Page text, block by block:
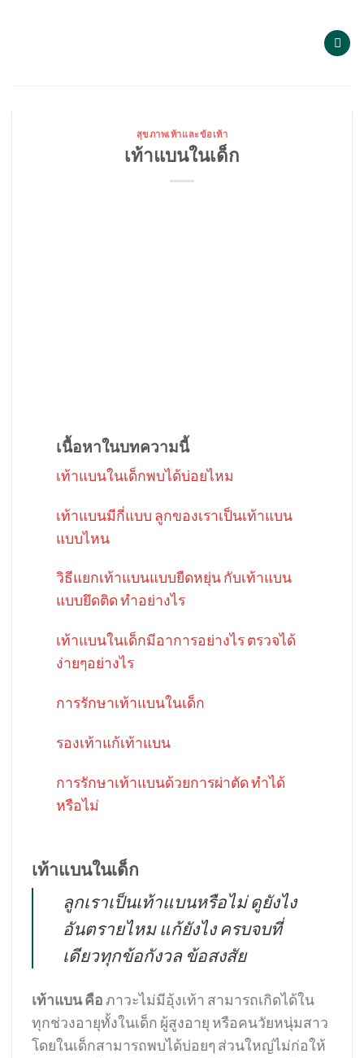
สุขภาพเท้าและข้อเท้า
เท้าแบนในเด็ก
เนื้อหาในบทความนี้
เท้าแบนในเด็กพบได้บ่อยไหม
เท้าแบนมีกี่แบบ ลูกของเราเป็นเท้าแบน
แบบไหน
วิธีแยกเท้าแบนแบบยืดหยุ่น กับเท้าแบน
แบบยึดติด ทำอย่างไร
เท้าแบนในเด็กมีอาการอย่างไร ตรวจได้
ง่ายๆอย่างไร
การรักษาเท้าแบนในเด็ก
รองเท้าแก้เท้าแบน
การรักษาเท้าแบนด้วยการผ่าตัด ทำได้
หรือไม่
เท้าแบนในเด็ก
ลูกเราเป็นเท้าแบนหรือไม่ ดูยังไง
อันตรายไหม แก้ยังไง ครบจบที่
เดียวทุกข้อกังวล ข้อสงสัย
เท้าแบน คือภาวะไม่มีอุ้งเท้า สามารถเกิดได้ใน
ทุกช่วงอายุทั้งในเด็ก ผู้สูงอายุ หรือคนวัยหนุ่มสาว
โดยในเด็กสามารถพบได้บ่อยๆ ส่วนใหญ่ไม่ก่อให้